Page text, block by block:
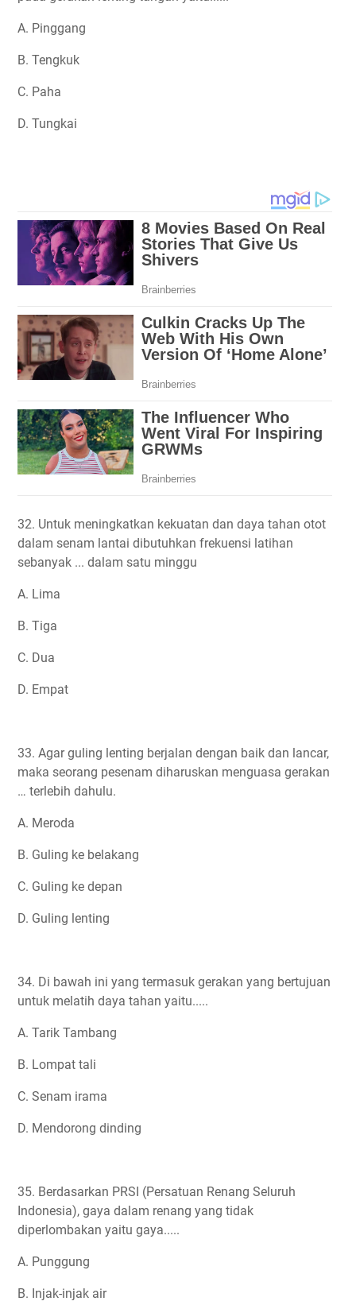
A. Pinggang
B. Tengkuk
C. Paha
D. Tungkai
32. Untuk meningkatkan kekuatan dan daya tahan otot
dalam senam lantai dibutuhkan frekuensi latihan
sebanyak ... dalam satu minggu
A. Lima
B. Tiga
C. Dua
D. Empat
33. Agar guling lenting berjalan dengan baik dan lancar,
maka seorang pesenam diharuskan menguasa gerakan
… terlebih dahulu.
A. Meroda
B. Guling ke belakang
C. Guling ke depan
D. Guling lenting
34. Di bawah ini yang termasuk gerakan yang bertujuan
untuk melatih daya tahan yaitu.....
A. Tarik Tambang
B. Lompat tali
C. Senam irama
D. Mendorong dinding
35. Berdasarkan PRSI (Persatuan Renang Seluruh
Indonesia), gaya dalam renang yang tidak
diperlombakan yaitu gaya.....
A. Punggung
B. Injak-injak air